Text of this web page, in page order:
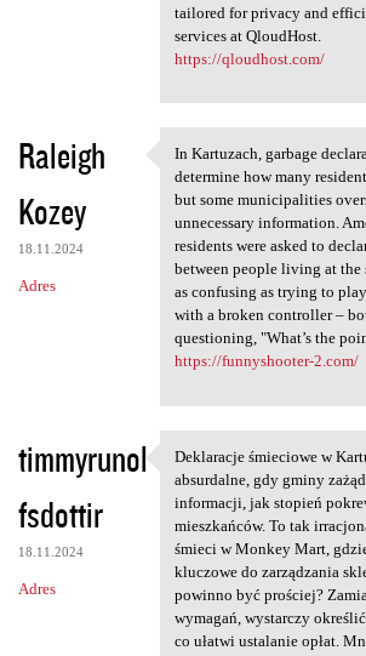
tailored for privacy and
services at QloudHost.
https://qloudhost.com/
Raleigh
Kozey
18.11.2024
Adres
In Kartuzach, garbage
In Kartuzach, garbage
determine how many
but some municipalities
unnecessary information.
residents were asked to
between people living at the
as confusing as trying to
with a broken controller –
questioning, "What’s the
https://funnyshooter-2.com/
timmyrunol
fsdottir
18.11.2024
Adres
Deklaracje śmieciowe
Deklaracje śmieciowe w
absurdalne, gdy gminy
informacji, jak stopień
mieszkańców. To tak
śmieci w Monkey Mart,
kluczowe do zarządzania
powinno być prościej?
wymagań, wystarczy
co ułatwi ustalanie opłat.